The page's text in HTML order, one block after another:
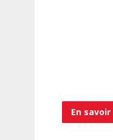
En savoir